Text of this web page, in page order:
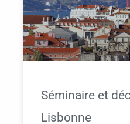
Séminaire et
Lisbonne